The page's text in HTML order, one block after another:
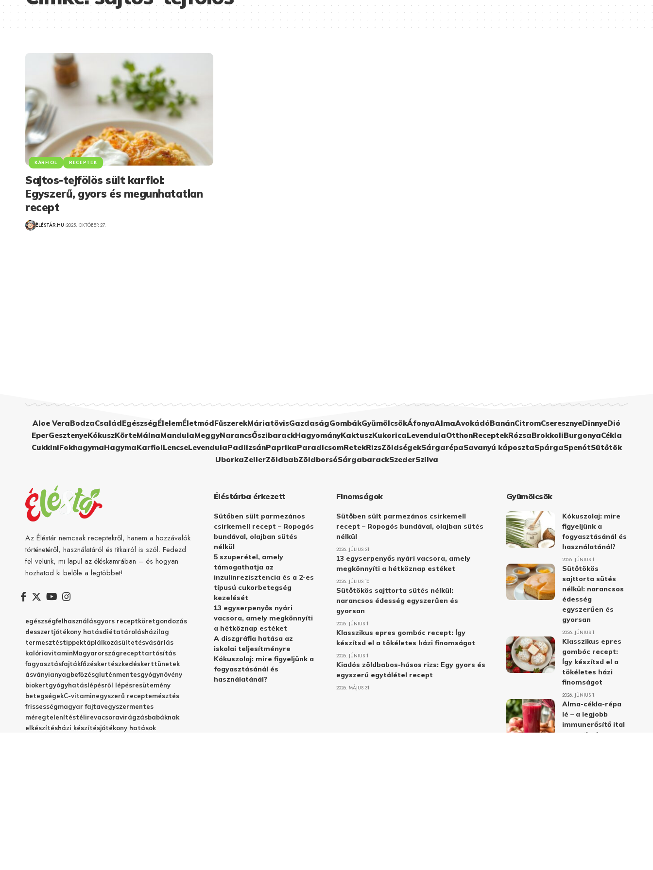
KARFIOL RECEPTEK
Sajtos-tejfölös sült karfiol:
Egyszerű, gyors és megunhatatlan
recept
ÉLÉSTÁR.HU 2025. OKTÓBER 27.
Aloe VeraBodzaCsaládEgészségÉlelemÉletmódFűszerekMáriatövisGazdaságGombákGyümölcsökÁfonyaAlmaAvokádóBanánCitromCseresznyeDinnyeDió
EperGesztenyeKókuszKörteMálnaMandulaMeggyNarancsŐszibarackHagyományKaktuszKukoricaLevendulaOtthonReceptekRózsaBrokkoliBurgonyaCékla
CukkiniFokhagymaHagymaKarfiolLencseLevendulaPadlizsánPaprikaParadicsomRetekRizsZöldségekSárgarépaSavanyú káposztaSpárgaSpenótSütőtök
UborkaZellerZöldbabZöldborsóSárgabarackSzederSzilva
Az Éléstár nemcsak receptekről, hanem a hozzávalók
történetéről, használatáról és titkairól is szól. Fedezd
fel velünk, mi lapul az éléskamrában – és hogyan
hozhatod ki belőle a legtöbbet!
egészségfelhasználásgyors receptköretgondozás
desszertjótékony hatásdiétatárolásházilag
termesztéstippektáplálkozásültetésvásárlás
kalóriavitaminMagyarországrecepttartósítás
fagyasztásfajtákfőzéskertészkedéskerttünetek
ásványianyagbefőzésgluténmentesgyógynövény
biokertgyógyhatáslépésről lépésresütemény
betegségekC-vitaminegyszerű receptemésztés
frissességmagyar fajtavegyszermentes
méregtelenítéstélirevacsoravirágzásbabáknak
elkészítésházi készítésjótékony hatások
Éléstárba érkezett
Sütőben sült parmezános
csirkemell recept – Ropogós
bundával, olajban sütés
nélkül
5 szuperétel, amely
támogathatja az
inzulinrezisztencia és a 2-es
típusú cukorbetegség
kezelését
13 egyserpenyős nyári
vacsora, amely megkönnyíti
a hétköznap estéket
A diszgráfia hatása az
iskolai teljesítményre
Kókuszolaj: mire figyeljünk a
fogyasztásánál és
használatánál?
Finomságok
Sütőben sült parmezános csirkemell
recept – Ropogós bundával, olajban sütés
nélkül
2026. JÚLIUS 31.
13 egyserpenyős nyári vacsora, amely
megkönnyíti a hétköznap estéket
2026. JÚLIUS 10.
Sütőtökös sajttorta sütés nélkül:
narancsos édesség egyszerűen és
gyorsan
2026. JÚNIUS 1.
Klasszikus epres gombóc recept: Így
készítsd el a tökéletes házi finomságot
2026. JÚNIUS 1.
Kiadós zöldbabos-húsos rizs: Egy gyors és
egyszerű egytálétel recept
2026. MÁJUS 31.
Gyümölcsök
Kókuszolaj: mire
figyeljünk a
fogyasztásánál és
használatánál?
2026. JÚNIUS 1.
Sütőtökös
sajttorta sütés
nélkül: narancsos
édesség
egyszerűen és
gyorsan
2026. JÚNIUS 1.
Klasszikus epres
gombóc recept:
Így készítsd el a
tökéletes házi
finomságot
2026. JÚNIUS 1.
Alma-cékla-répa
lé – a legjobb
immunerősítő ital
receptje és